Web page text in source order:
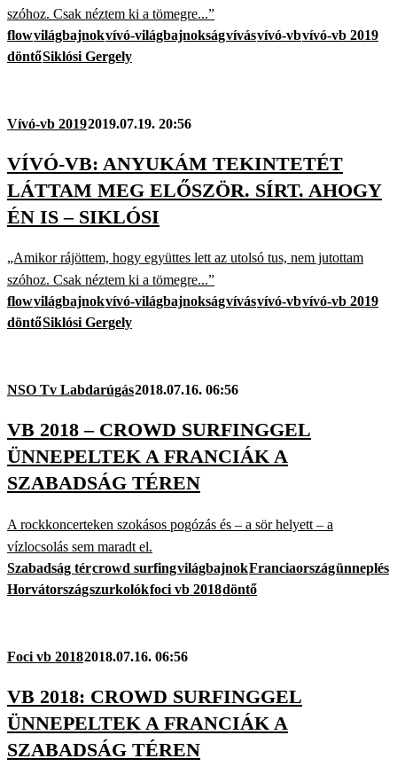
szóhoz. Csak néztem ki a tömegre...”
flowvilágbajnokvívó-világbajnokságvívásvívó-vbvívó-vb 2019
döntőSiklósi Gergely
Vívó-vb 20192019.07.19. 20:56
VÍVÓ-VB: ANYUKÁM TEKINTETÉT
LÁTTAM MEG ELŐSZÖR. SÍRT. AHOGY
ÉN IS – SIKLÓSI
„Amikor rájöttem, hogy együttes lett az utolsó tus, nem jutottam
szóhoz. Csak néztem ki a tömegre...”
flowvilágbajnokvívó-világbajnokságvívásvívó-vbvívó-vb 2019
döntőSiklósi Gergely
NSO Tv Labdarúgás2018.07.16. 06:56
VB 2018 – CROWD SURFINGGEL
ÜNNEPELTEK A FRANCIÁK A
SZABADSÁG TÉREN
A rockkoncerteken szokásos pogózás és – a sör helyett – a
vízlocsolás sem maradt el.
Szabadság tércrowd surfingvilágbajnokFranciaországünneplés
Horvátországszurkolókfoci vb 2018döntő
Foci vb 20182018.07.16. 06:56
VB 2018: CROWD SURFINGGEL
ÜNNEPELTEK A FRANCIÁK A
SZABADSÁG TÉREN